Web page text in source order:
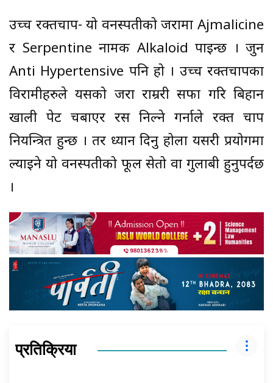
उच्च रक्तचाप- यो वनस्पतीको जरामा Ajmalicine
र Serpentine नामक Alkaloid पाइन्छ । जुन
Anti Hypertensive पनि हो । उच्च रक्तचापका
विरामीहरुले यसको जरा राम्ररी सफा गरि बिहान
खाली पेट चबाएर रस निल्ने गर्नाले रक्त चाप
नियन्त्रित हुन्छ । तर ध्यान दिनु होला यसरी प्रयोगमा
ल्याइने यो वनस्पतीको फूल सेतो वा गुलाबी हुनुपर्दछ
।
प्रतिक्रिया